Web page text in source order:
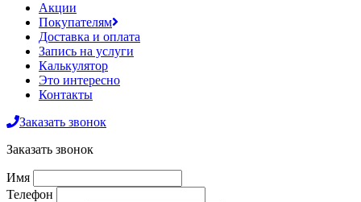
Акции
Покупателям
Доставка и оплата
Запись на услуги
Калькулятор
Это интересно
Контакты
Заказать звонок
Заказать звонок
Имя
Телефон